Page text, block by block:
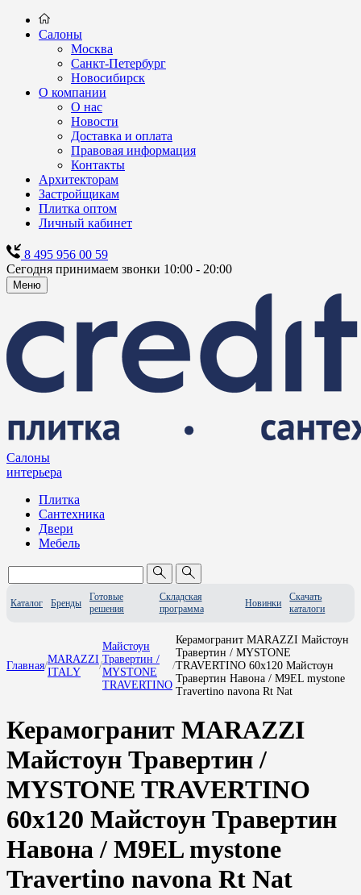
Салоны
Москва
Санкт-Петербург
Новосибирск
О компании
О нас
Новости
Доставка и оплата
Правовая информация
Контакты
Архитекторам
Застройщикам
Плитка оптом
Личный кабинет
8 495 956 00 59
Сегодня принимаем звонки 10:00 - 20:00
Меню
Салоны
интерьера
Плитка
Сантехника
Двери
Мебель
Каталог Бренды
Готовые
решения
Складская
программа
Новинки
Скачать
каталоги
Главная/
MARAZZI
ITALY
/
Майстоун
Травертин /
MYSTONE
TRAVERTINO
/
Керамогранит MARAZZI Майстоун
Травертин / MYSTONE
TRAVERTINO 60x120 Майстоун
Травертин Навона / M9EL mystone
Travertino navona Rt Nat
Керамогранит MARAZZI
Майстоун Травертин /
MYSTONE TRAVERTINO
60x120 Майстоун Травертин
Навона / M9EL mystone
Travertino navona Rt Nat